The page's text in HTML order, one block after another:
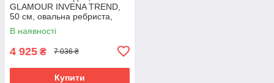
GLAMOUR INVENA TREND,
50 см, овальна ребриста,
біла глянцева, CE-63-W01
В наявності
4 925 ₴ 7 036 ₴
Купити